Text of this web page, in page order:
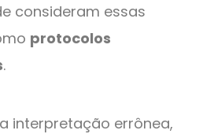
consideram essas
protocolos
.
interpretação errônea,